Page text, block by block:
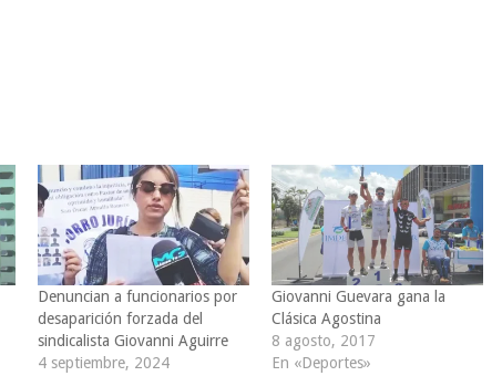
Denuncian a funcionarios por
desaparición forzada del
sindicalista Giovanni Aguirre
4 septiembre, 2024
Giovanni Guevara gana la
Clásica Agostina
8 agosto, 2017
En «Deportes»